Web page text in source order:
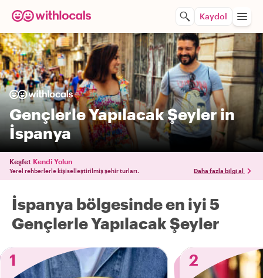
Kaydol
Gençlerle Yapılacak Şeyler in
İspanya
Keşfet Kendi Yolun
Yerel rehberlerle kişiselleştirilmiş şehir turları. Daha fazla bilgi al
İspanya bölgesinde en iyi 5
Gençlerle Yapılacak Şeyler
1
2